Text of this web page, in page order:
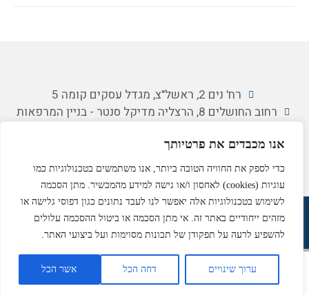
אנו מכבדים את פרטיותך
כדי לספק את החוויה הטובה ביותר, אנו משתמשים בטכנולוגיות כמו
עוגיות (cookies) לאחסון ו/או גישה למידע מהמכשיר. מתן הסכמה
לשימוש בטכנולוגיות אלה יאפשר לנו לעבד נתונים כגון דפוסי גלישה או
מזהים ייחודיים באתר זה. אי מתן הסכמה או ביטול ההסכמה עלולים
להשפיע לרעה על תפקודן של תכונות מסוימות ועל ביצועי האתר.
ערוך שינויים דחה הכל אשר הכל
רח' נים 2, ראשל"צ, מגדל עסקים קומה 5
רחוב החושלים 8, הרצליה מדיקל סנטר - בניין המרפאות
הצהרת נגישות
© 2018 All rights reserved​
Powered & Designed by Medical Online
מרפאת הרצליה מרפאת ראשל"צ צור קשר